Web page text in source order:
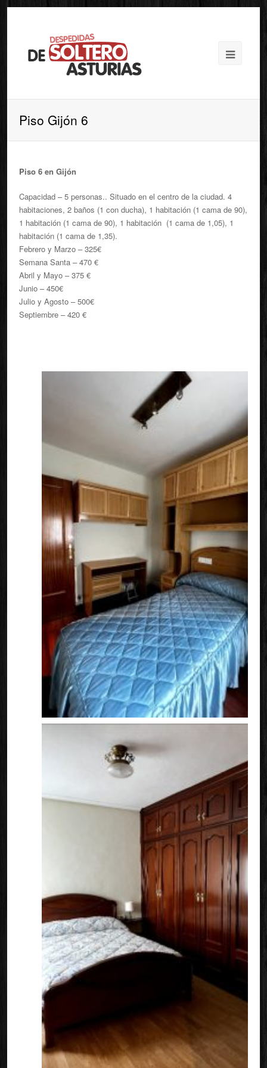
Piso Gijón 6
Piso 6 en Gijón
Capacidad – 5 personas.. Situado en el centro de la ciudad. 4
habitaciones, 2 baños (1 con ducha), 1 habitación (1 cama de 90),
1 habitación (1 cama de 90), 1 habitación (1 cama de 1,05), 1
habitación (1 cama de 1,35).
Febrero y Marzo – 325€
Semana Santa – 470 €
Abril y Mayo – 375 €
Junio – 450€
Julio y Agosto – 500€
Septiembre – 420 €